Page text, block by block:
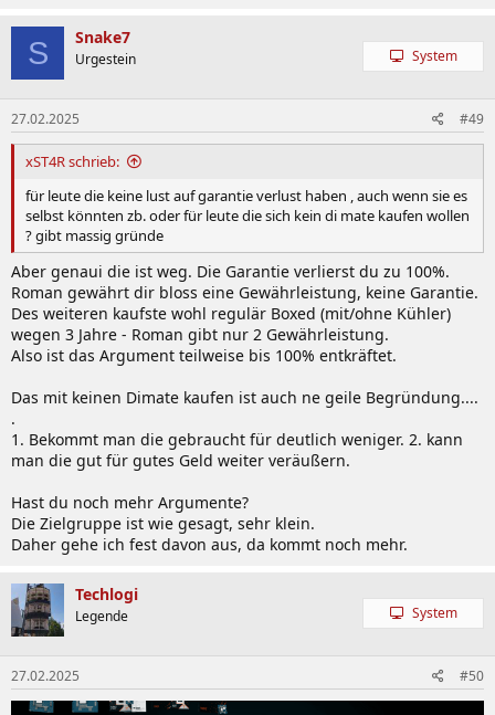
S Snake7
Urgestein System
27.02.2025 #49
xST4R schrieb:
für leute die keine lust auf garantie verlust haben , auch wenn sie es
selbst könnten zb. oder für leute die sich kein di mate kaufen wollen
? gibt massig gründe
Aber genaui die ist weg. Die Garantie verlierst du zu 100%.
Roman gewährt dir bloss eine Gewährleistung, keine Garantie.
Des weiteren kaufste wohl regulär Boxed (mit/ohne Kühler)
wegen 3 Jahre - Roman gibt nur 2 Gewährleistung.
Also ist das Argument teilweise bis 100% entkräftet.
Das mit keinen Dimate kaufen ist auch ne geile Begründung....
.
1. Bekommt man die gebraucht für deutlich weniger. 2. kann
man die gut für gutes Geld weiter veräußern.
Hast du noch mehr Argumente?
Die Zielgruppe ist wie gesagt, sehr klein.
Daher gehe ich fest davon aus, da kommt noch mehr.
Techlogi
Legende System
27.02.2025 #50